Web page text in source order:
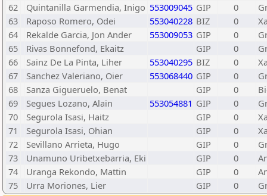
62
Quintanilla Garmendia, Inigo 553009045 GIP 0
63
Raposo Romero, Odei 553040228 BIZ 0
64
Rekalde Garcia, Jon Ander 553009053 GIP 0
65
Rivas Bonnefond, Ekaitz GIP 0
66
Sainz De La Pinta, Liher 553040295 BIZ 0
67
Sanchez Valeriano, Oier 553068440 GIP 0
68
Sanza Gigueruelo, Benat GIP 0
69
Segues Lozano, Alain 553054881 GIP 0
70
Segurola Isasi, Haitz GIP 0
71
Segurola Isasi, Ohian GIP 0
72
Sevillano Arrieta, Hugo GIP 0
73
Unamuno Uribetxebarria, Eki GIP 0
74
Uranga Rekondo, Mattin GIP 0
75
Urra Moriones, Lier GIP 0